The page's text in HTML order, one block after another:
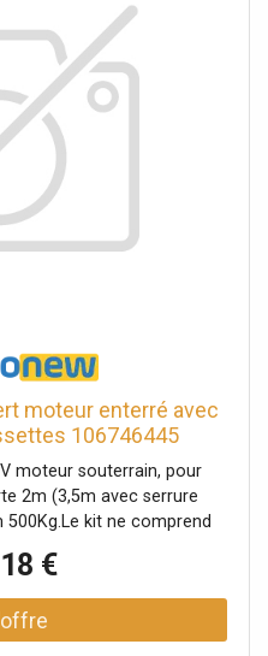
un design harmonieux
la visibilité grâce à une
de la couleur : Black
moteur enterré avec
106746445
moteur souterrain, pour
2m (3,5m avec serrure
kit ne comprend
€